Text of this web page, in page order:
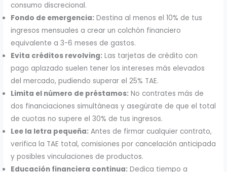
consumo discrecional.
Fondo de emergencia: Destina al menos el 10% de tus
ingresos mensuales a crear un colchón financiero
equivalente a 3-6 meses de gastos.
Evita créditos revolving: Las tarjetas de crédito con
pago aplazado suelen tener los intereses más elevados
del mercado, pudiendo superar el 25% TAE.
Limita el número de préstamos: No contrates más de
dos financiaciones simultáneas y asegúrate de que el total
de cuotas no supere el 30% de tus ingresos.
Lee la letra pequeña: Antes de firmar cualquier contrato,
verifica la TAE total, comisiones por cancelación anticipada
y posibles vinculaciones de productos.
Educación financiera continua: Dedica tiempo a